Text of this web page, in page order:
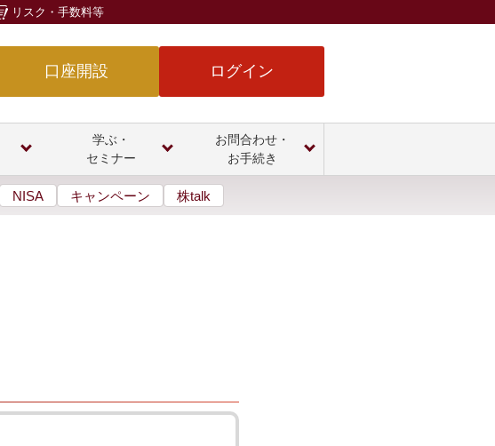
口座開設 ログイン
リスク・手数料等
学ぶ・
セミナー
お問合わせ・
お手続き
NISA キャンペーン 株talk